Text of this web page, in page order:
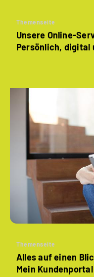
Themenseite
Unsere Online-
Persönlich, digital
Themenseite
Alles auf einen
Mein Kundenportal